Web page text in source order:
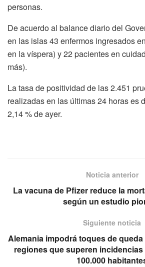
personas.
De acuerdo al balance diario del
en las islas 43 enfermos ingresados
en la víspera) y 22 pacientes en
más).
La tasa de positividad de las 2.451
realizadas en las últimas 24 horas es
2,14 % de ayer.
Noticia anterior
La vacuna de Pfizer reduce la
según un estudio
Siguiente noticia
Alemania impodrá toques de
regiones que superen
100.000